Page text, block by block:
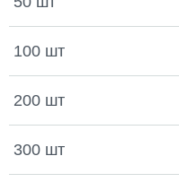
100 шт
200 шт
300 шт